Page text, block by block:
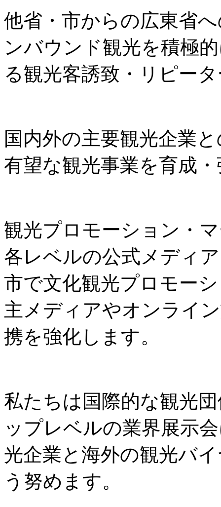
他省・市からの広東省
ンバウンド観光を積極
る観光客誘致・リピー
国内外の主要観光企業
有望な観光事業を育成
観光プロモーション・
各レベルの公式メディ
市で文化観光プロモー
主メディアやオンライ
携を強化します。
私たちは国際的な観光
ップレベルの業界展示
光企業と海外の観光バ
う努めます。